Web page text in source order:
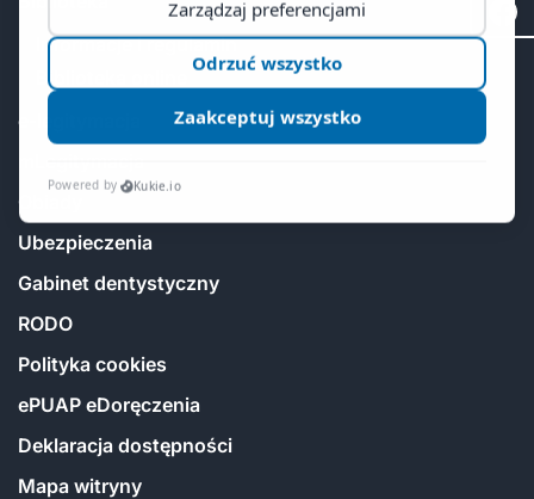
Informacje i regulamin
Biblioteka online
e-legitymacja
Obiady
Ubezpieczenia
Gabinet dentystyczny
RODO
Polityka cookies
ePUAP eDoręczenia
Deklaracja dostępności
Mapa witryny